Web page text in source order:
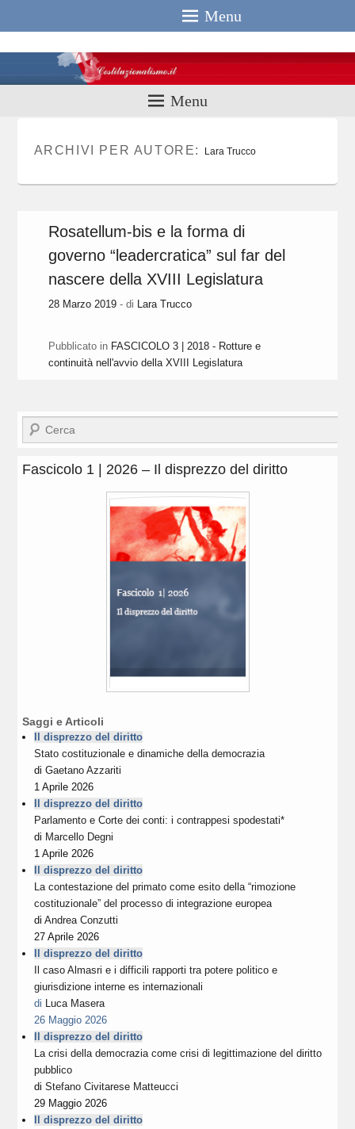
Menu
Menu
ARCHIVI PER AUTORE: Lara Trucco
Rosatellum-bis e la forma di
governo “leadercratica” sul far del
nascere della XVIII Legislatura
28 Marzo 2019 - di Lara Trucco
Pubblicato in FASCICOLO 3 | 2018 - Rotture e
continuità nell'avvio della XVIII Legislatura
Cerca
Fascicolo 1 | 2026 – Il disprezzo del diritto
Saggi e Articoli
Il disprezzo del diritto
Stato costituzionale e dinamiche della democrazia
diGaetano Azzariti
1 Aprile 2026
Il disprezzo del diritto
Parlamento e Corte dei conti: i contrappesi spodestati*
di Marcello Degni
1 Aprile 2026
Il disprezzo del diritto
La contestazione del primato come esito della “rimozione
costituzionale” del processo di integrazione europea
diAndrea Conzutti
27 Aprile 2026
Il disprezzo del diritto
Il caso Almasri e i difficili rapporti tra potere politico e
giurisdizione interne es internazionali
di
Luca Masera
26 Maggio 2026
Il disprezzo del diritto
La crisi della democrazia come crisi di legittimazione del diritto
pubblico
diStefano Civitarese Matteucci
29 Maggio 2026
Il disprezzo del diritto